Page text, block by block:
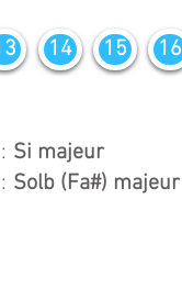
Si majeur
Solb (Fa#) majeur
14 15 16